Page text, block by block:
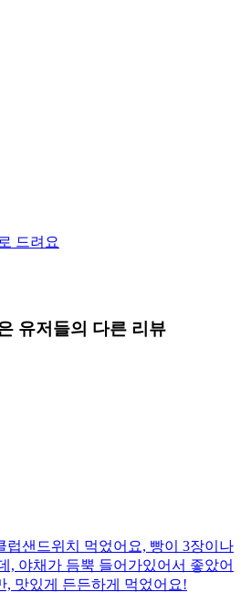
드려요
유저들의 다른 리뷰
럽샌드위치 먹었어요, 빵이 3장이나
, 야채가 듬뿍 들어가있어서 좋았어
, 맛있게 든든하게 먹었어요!